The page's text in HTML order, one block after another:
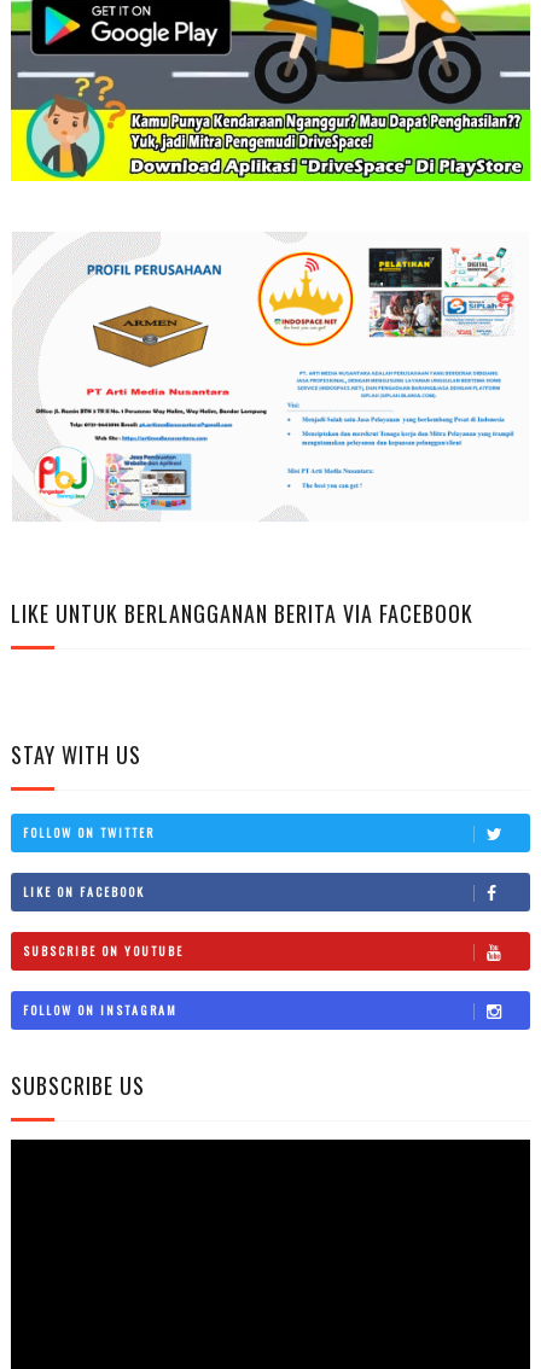
LIKE UNTUK BERLANGGANAN BERITA VIA FACEBOOK
STAY WITH US
FOLLOW ON TWITTER
LIKE ON FACEBOOK
SUBSCRIBE ON YOUTUBE
FOLLOW ON INSTAGRAM
SUBSCRIBE US